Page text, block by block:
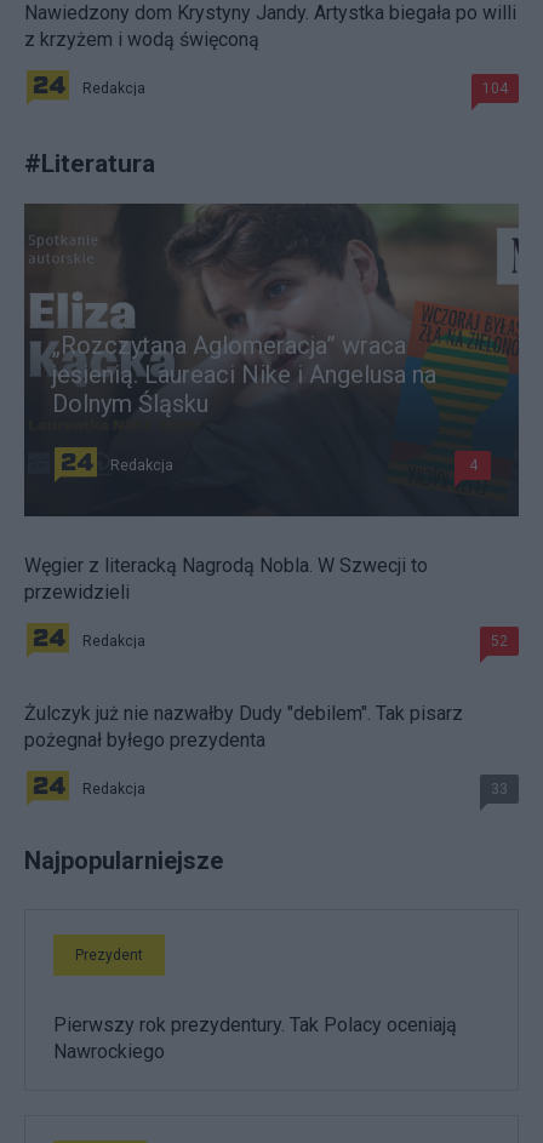
Nawiedzony dom Krystyny Jandy. Artystka biegała po willi
z krzyżem i wodą święconą
Redakcja 104
#Literatura
„Rozczytana Aglomeracja” wraca
jesienią. Laureaci Nike i Angelusa na
Dolnym Śląsku
Redakcja 4
Węgier z literacką Nagrodą Nobla. W Szwecji to
przewidzieli
Redakcja 52
Żulczyk już nie nazwałby Dudy "debilem". Tak pisarz
pożegnał byłego prezydenta
Redakcja 33
Najpopularniejsze
Prezydent
Pierwszy rok prezydentury. Tak Polacy oceniają
Nawrockiego